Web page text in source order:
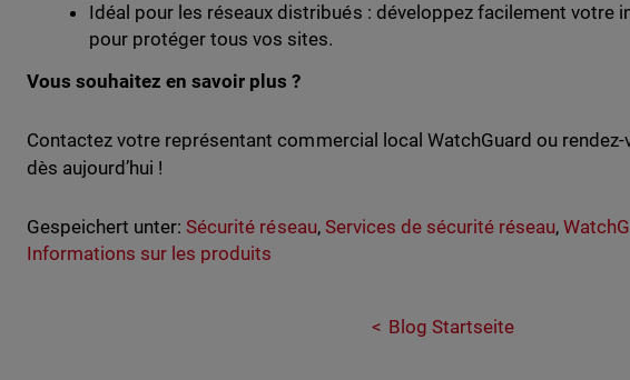
Idéal pour les réseaux distribués : développez facilement votre
pour protéger tous vos sites.
Vous souhaitez en savoir plus ?
Contactez votre représentant commercial local WatchGuard ou
dès aujourd’hui !
Gespeichert unter: Sécurité réseau, Services de sécurité réseau,
Informations sur les produits
Blog Startseite